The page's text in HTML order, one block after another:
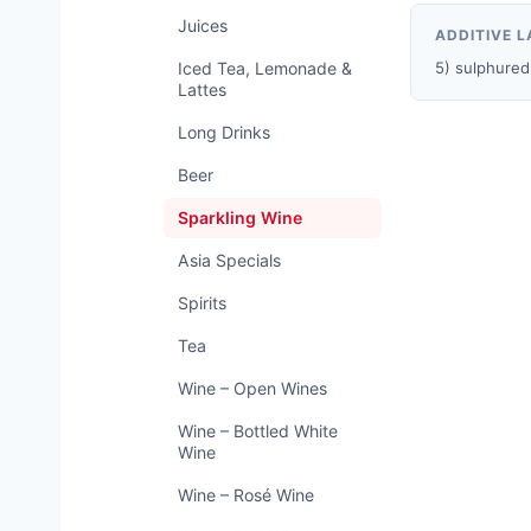
Juices
Iced Tea, Lemonade &
Lattes
Long Drinks
Beer
Sparkling Wine
Asia Specials
Spirits
Tea
Wine – Open Wines
Wine – Bottled White
Wine
Wine – Rosé Wine
ADDITIVE
5) sulphured